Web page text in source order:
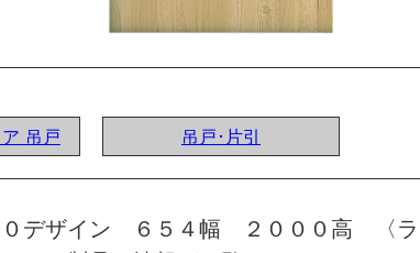
吊戸 吊戸･片引
デザイン ６５４幅 ２０００高 〈